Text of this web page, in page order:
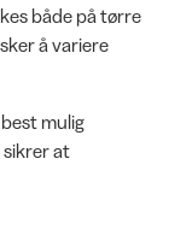
både på tørre
å variere
mulig
at